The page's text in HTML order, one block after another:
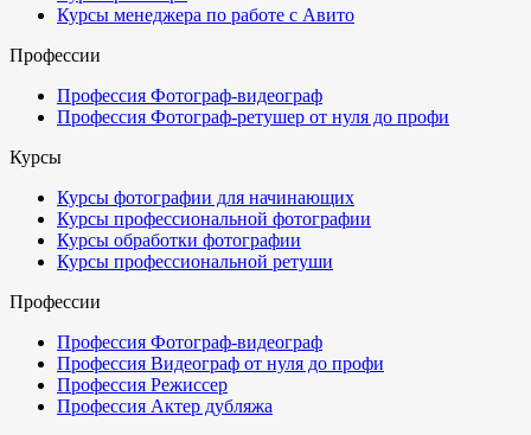
Курсы менеджера по работе с Авито
Профессии
Профессия Фотограф-видеограф
Профессия Фотограф-ретушер от нуля до профи
Курсы
Курсы фотографии для начинающих
Курсы профессиональной фотографии
Курсы обработки фотографии
Курсы профессиональной ретуши
Профессии
Профессия Фотограф-видеограф
Профессия Видеограф от нуля до профи
Профессия Режиссер
Профессия Актер дубляжа